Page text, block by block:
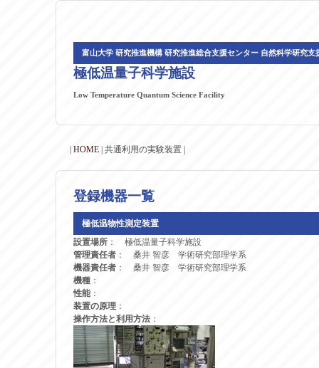
富山大学 研究推進機構 研究推進総合支援センター 自然科学研究支
極低温量子科学施設
Low Temperature Quantum Science Facility
HOME| 共通利用の実験装置 |
登録機器一覧
極低温物性測定装置
設置場所： 極低温量子科学施設
管理責任者： 桑井 智彦 学術研究部理学系
機器責任者： 桑井 智彦 学術研究部理学系
機種：
性能：
装置の原理：
操作方法と利用方法：